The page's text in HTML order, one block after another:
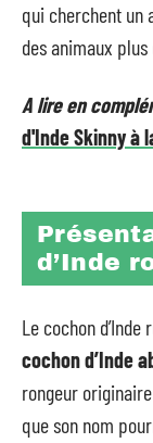
qui cherchent un
des animaux plus
A lire en
d'Inde Skinny à
d’Inde
Le cochon
cochon d’Inde
rongeur
que son nom